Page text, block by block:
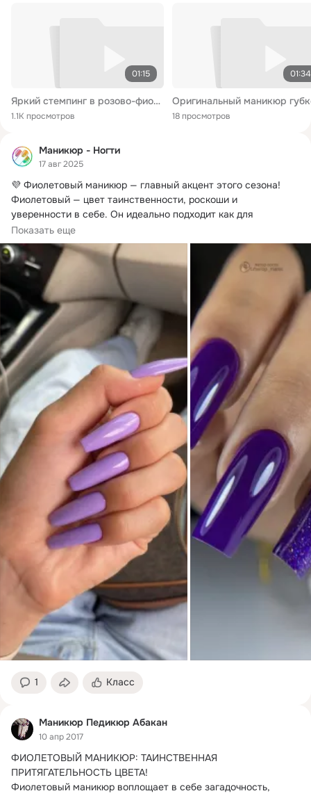
01:15
Яркий стемпинг в розово-фиолетовых оттенках. На короткие ногти.
1.1K просмотров
01:34
18 просмотров
Маникюр - Ногти
17 авг 2025
💜 Фиолетовый маникюр — главный акцент этого сезона!
Фиолетовый — цвет таинственности, роскоши и
уверенности в себе. Он идеально подходит как для
повседневных образов, так и для особых случаев.
Показать еще
1 Класс
Маникюр Педикюр Абакан
10 апр 2017
ФИОЛЕТОВЫЙ МАНИКЮР: ТАИНСТВЕННАЯ
ПРИТЯГАТЕЛЬНОСТЬ ЦВЕТА!
Фиолетовый маникюр воплощает в себе загадочность,